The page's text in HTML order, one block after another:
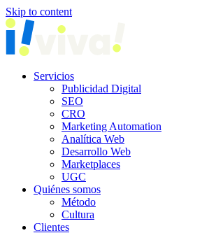
Skip to content
Servicios
Publicidad Digital
SEO
CRO
Marketing Automation
Analítica Web
Desarrollo Web
Marketplaces
UGC
Quiénes somos
Método
Cultura
Clientes